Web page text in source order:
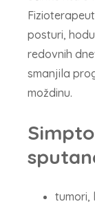
posturi,
redovnih
smanjila
moždinu.
tumori,